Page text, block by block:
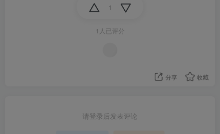
1
1人已评分
分享 收藏
请登录后发表评论